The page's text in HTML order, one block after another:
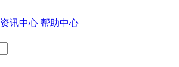
资讯中心 帮助中心